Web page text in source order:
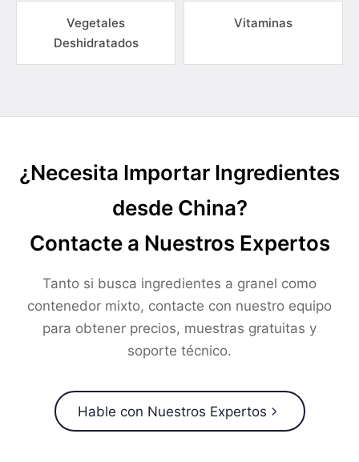
Vegetales
Deshidratados
Vitaminas
¿Necesita Importar Ingredientes
desde China?
Contacte a Nuestros Expertos
Tanto si busca ingredientes a granel como
contenedor mixto, contacte con nuestro equipo
para obtener precios, muestras gratuitas y
soporte técnico.
Hable con Nuestros Expertos